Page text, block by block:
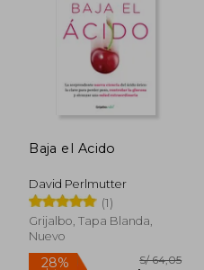
55%
dcto. S/ 133,03
Baja el Acido
David Perlmutter
(1)
Grijalbo, Tapa Blanda,
Nuevo